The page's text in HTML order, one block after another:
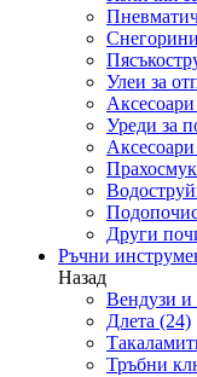
Снегорини
Улеи за
Уреди за
Други
Ръчни
Назад
Вендузи и
Длета (24)
Тръбни